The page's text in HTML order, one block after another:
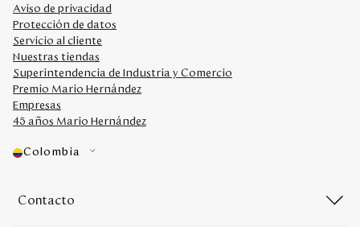
Servicio al cliente
Nuestras Tiendas
Colombia
Panamá
Aviso de privacidad
Protección de datos
Servicio al cliente
Nuestras tiendas
Superintendencia de Industria y Comercio
Premio Mario Hernández
Empresas
45 años Mario Hernández
Colombia
Contacto